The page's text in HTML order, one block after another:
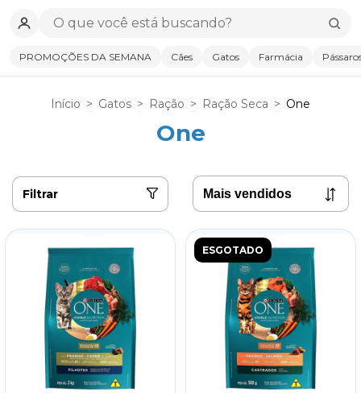
Início > Gatos > Ração > Ração Seca > One
One
Filtrar
ESGOTADO
PROMOÇÕES DA SEMANA Cães Gatos Farmácia